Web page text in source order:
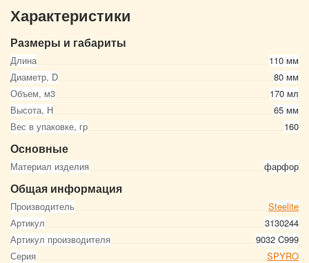
Характеристики
Размеры и габариты
Длина
110 мм
Диаметр, D
80 мм
Объем, м3
170 мл
Высота, Н
65 мм
Вес в упаковке, гр
160
Основные
Материал изделия фарфор
Общая информация
Производитель
Steelite
Артикул
3130244
Артикул производителя
9032 C999
Серия
SPYRO